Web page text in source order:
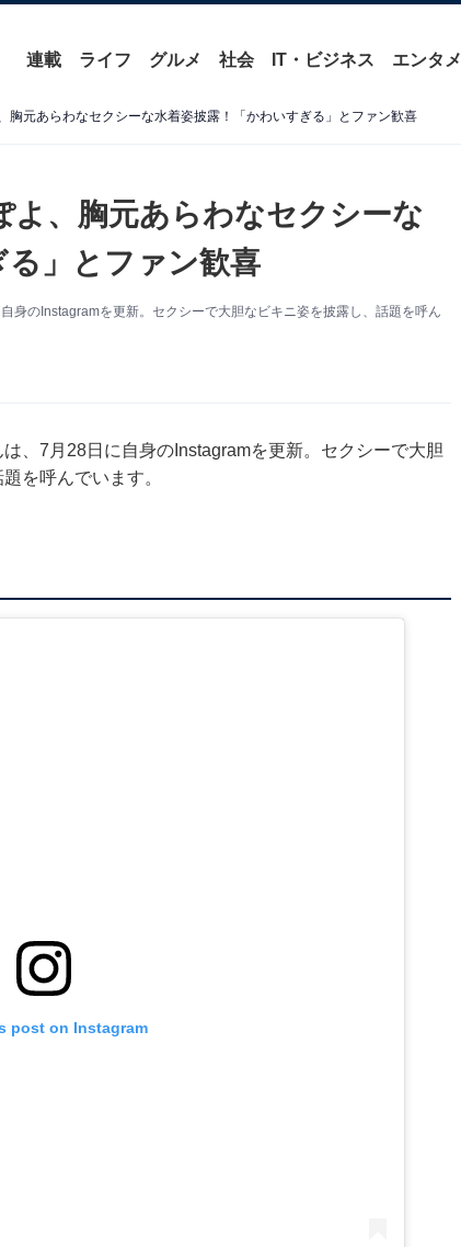
連載 ライフ グルメ 社会 IT・ビジネス エンタメ
胸元あらわなセクシーな水着姿披露！「かわいすぎる」とファン歓喜
よ、胸元あらわなセクシーな
」とファン歓喜
身のInstagramを更新。セクシーで大胆なビキニ姿を披露し、話題を呼ん
、7月28日に自身のInstagramを更新。セクシーで大胆
を呼んでいます。
post on Instagram